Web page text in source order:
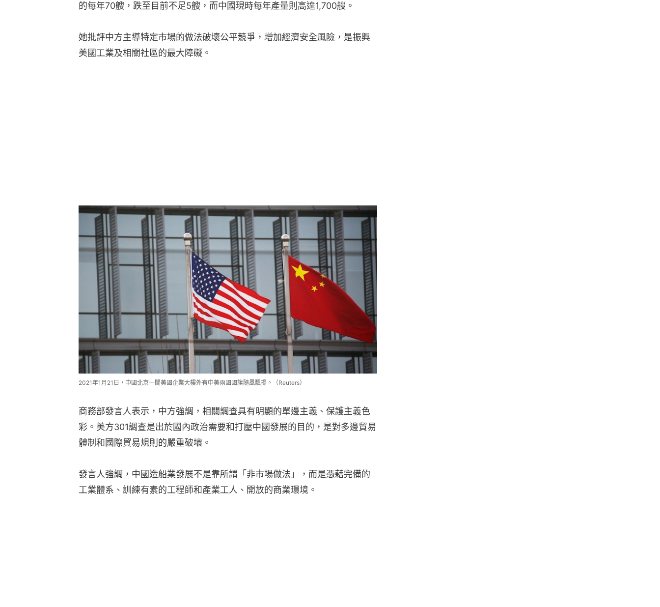
的每年70艘，跌至目前不足5艘，而中國現時每年產量則高達1,700艘。
她批評中方主導特定市場的做法破壞公平競爭，增加經濟安全風險，是振興
美國工業及相關社區的最大障礙。
2021年1月21日，中國北京一間美國企業大樓外有中美兩國國旗隨風飄揚。（Reuters）
商務部發言人表示，中方強調，相關調查具有明顯的單邊主義、保護主義色
彩。美方301調查是出於國內政治需要和打壓中國發展的目的，是對多邊貿易
體制和國際貿易規則的嚴重破壞。
發言人強調，中國造船業發展不是靠所謂「非市場做法」，而是憑藉完備的
工業體系、訓練有素的工程師和產業工人、開放的商業環境。